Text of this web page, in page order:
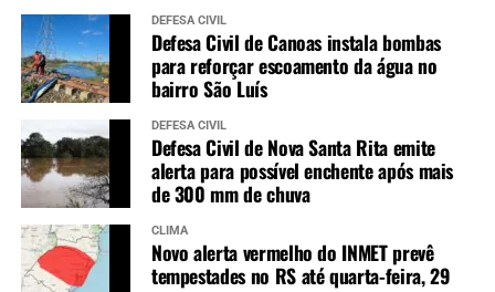
DEFESA CIVIL
Defesa Civil de Canoas instala bombas
para reforçar escoamento da água no
bairro São Luís
DEFESA CIVIL
Defesa Civil de Nova Santa Rita emite
alerta para possível enchente após mais
de 300 mm de chuva
CLIMA
Novo alerta vermelho do INMET prevê
tempestades no RS até quarta-feira, 29